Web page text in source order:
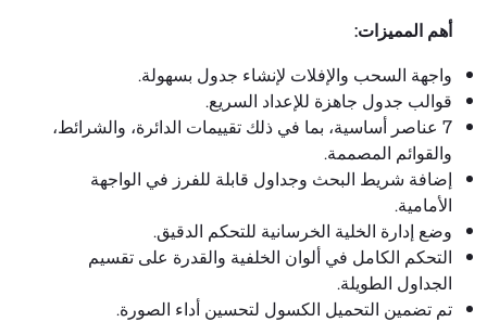
أهم المميزات:
واجهة السحب والإفلات لإنشاء جدول بسهولة.
قوالب جدول جاهزة للإعداد السريع.
7 عناصر أساسية، بما في ذلك تقييمات الدائرة، والشرائط،
والقوائم المصممة.
إضافة شريط البحث وجداول قابلة للفرز في الواجهة
الأمامية.
وضع إدارة الخلية الخرسانية للتحكم الدقيق.
التحكم الكامل في ألوان الخلفية والقدرة على تقسيم
الجداول الطويلة.
تم تضمين التحميل الكسول لتحسين أداء الصورة.